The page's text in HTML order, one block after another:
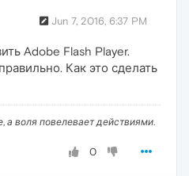
Jun 7, 2016, 6:37 PM
Adobe Flash Player.
Как это сделать
а воля повелевает действиями.
0